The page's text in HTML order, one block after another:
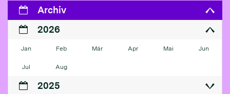
Archiv
2026
Jan Feb Mär Apr Mai Jun
Jul Aug
2025